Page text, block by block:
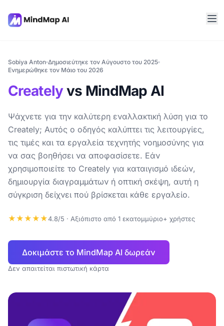
Sobiya Anton Δημοσιεύτηκε τον Αύγουστο του 2025
Ενημερώθηκε τον Μάιο του 2026
Createlyvs MindMap AI
Ψάχνετε για την καλύτερη εναλλακτική λύση για το
Creately; Αυτός ο οδηγός καλύπτει τις λειτουργίες,
τις τιμές και τα εργαλεία τεχνητής νοημοσύνης για
να σας βοηθήσει να αποφασίσετε. Εάν
χρησιμοποιείτε το Creately για καταιγισμό ιδεών,
δημιουργία διαγραμμάτων ή οπτική σκέψη, αυτή η
σύγκριση δείχνει πού βρίσκεται κάθε εργαλείο.
★★★★★4.8/5 · Αξιόπιστο από 1 εκατομμύριο+ χρήστες
Δοκιμάστε το MindMap AI δωρεάν
Δεν απαιτείται πιστωτική κάρτα